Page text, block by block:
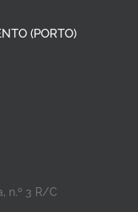
(PORTO)
n.º 3 R/C